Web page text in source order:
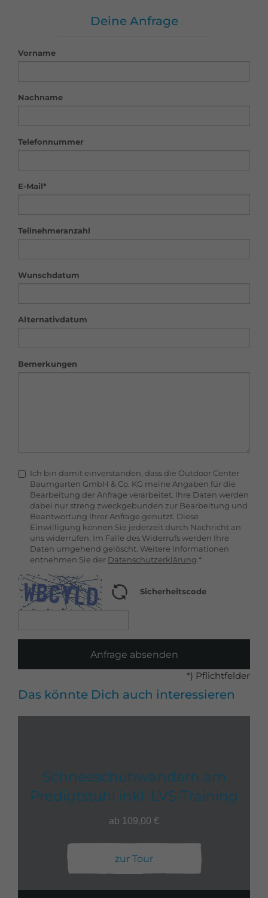
Deine Anfrage
Vorname
Nachname
Telefonnummer
E-Mail*
Teilnehmeranzahl
Wunschdatum
Alternativdatum
Bemerkungen
Ich bin damit einverstanden, dass die Outdoor Center
Baumgarten GmbH & Co. KG meine Angaben für die
Bearbeitung der Anfrage verarbeitet. Ihre Daten werden
dabei nur streng zweckgebunden zur Bearbeitung und
Beantwortung Ihrer Anfrage genutzt. Diese
Einwilligung können Sie jederzeit durch Nachricht an
uns widerrufen. Im Falle des Widerrufs werden Ihre
Daten umgehend gelöscht. Weitere Informationen
entnehmen Sie der Datenschutzerklärung .*
Sicherheitscode
Anfrage absenden
*) Pflichtfelder
Das könnte Dich auch interessieren
Schneeschuhwandern am
Predigtstuhl inkl. LVS-Training
ab 109,00 €
zur Tour